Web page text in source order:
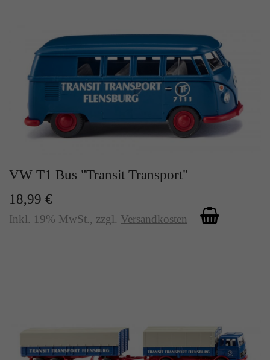
VW T1 Bus "Transit Transport"
18,99 €
Inkl. 19% MwSt., zzgl. Versandkosten